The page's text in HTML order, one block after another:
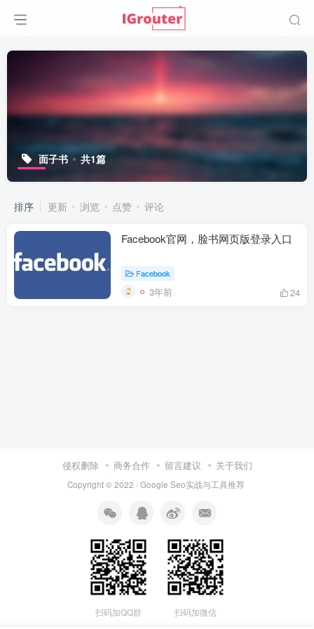
面子书 共1篇
排序 更新 浏览 点赞 评论
Facebook官网，脸书网页版登录入口
Facebook
3年前 24
侵权删除 商务合作 留言建议 关于我们
Copyright © 2022 · Google Seo实战与工具推荐
扫码加QQ群 扫码加微信